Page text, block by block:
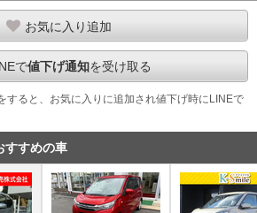
お気に入り追加
で値下げ通知を受け取る
すると、お気に入りに追加され値下げ時にLINEで
すすめの車